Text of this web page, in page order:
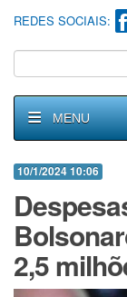
REDES SOCIAIS:
MENU
10/1/2024 10:06
2,5